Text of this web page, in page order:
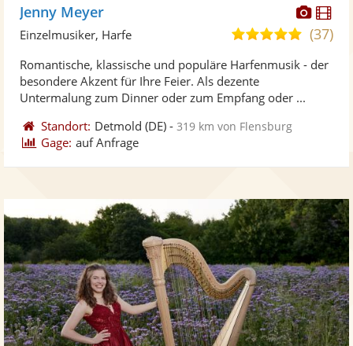
Fotos
Jenny Meyer
5,0(37)
Einzelmusiker, Harfe
Romantische, klassische und populäre Harfenmusik - der
besondere Akzent für Ihre Feier. Als dezente
Untermalung zum Dinner oder zum Empfang oder ...
Standort: Detmold (DE) -319 km von Flensburg
Gage: auf Anfrage